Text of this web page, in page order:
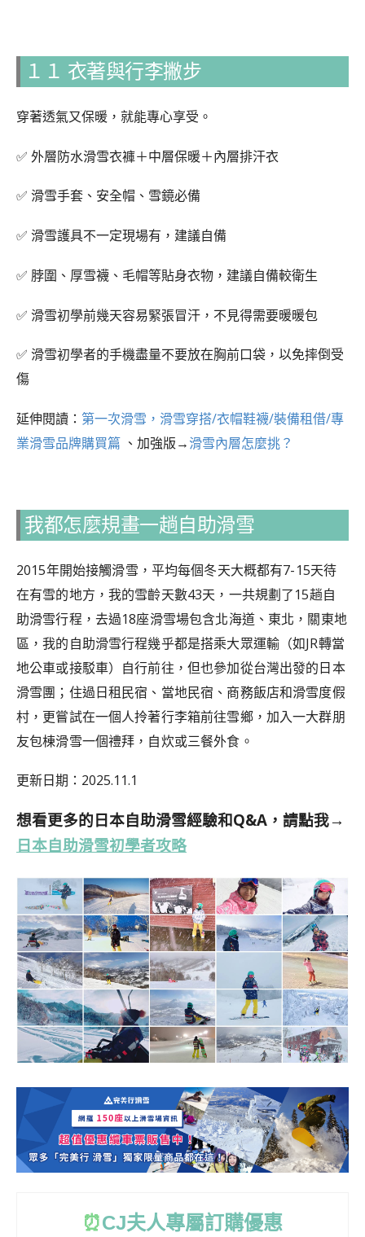
１１ 衣著與行李撇步
穿著透氣又保暖，就能專心享受。
✅ 外層防水滑雪衣褲＋中層保暖＋內層排汗衣
✅ 滑雪手套、安全帽、雪鏡必備
✅ 滑雪護具不一定現場有，建議自備
✅ 脖圍、厚雪襪、毛帽等貼身衣物，建議自備較衛生
✅ 滑雪初學前幾天容易緊張冒汗，不見得需要暖暖包
✅ 滑雪初學者的手機盡量不要放在胸前口袋，以免摔倒受
傷
延伸閱讀： 第一次滑雪，滑雪穿搭/衣帽鞋襪/裝備租借/專
業滑雪品牌購買篇 、加強版→滑雪內層怎麼挑？
我都怎麼規畫一趟自助滑雪
2015年開始接觸滑雪，平均每個冬天大概都有7-15天待
在有雪的地方，我的雪齡天數43天，一共規劃了15趟自
助滑雪行程，去過18座滑雪場包含北海道、東北，關東地
區，我的自助滑雪行程幾乎都是搭乘大眾運輸（如JR轉當
地公車或接駁車）自行前往，但也參加從台灣出發的日本
滑雪團；住過日租民宿、當地民宿、商務飯店和滑雪度假
村，更嘗試在一個人拎著行李箱前往雪鄉，加入一大群朋
友包棟滑雪一個禮拜，自炊或三餐外食。
更新日期：2025.11.1
想看更多的日本自助滑雪經驗和Q&A，請點我→
日本自助滑雪初學者攻略
⏰CJ夫人專屬訂購優惠